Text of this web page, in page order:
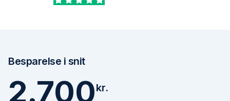
Besparelse i snit
2.700kr.